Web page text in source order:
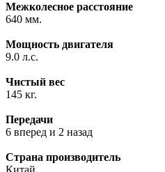
Межколесное расстояние
640 мм.
Мощность двигателя
9.0 л.с.
Чистый вес
145 кг.
Передачи
6 вперед и 2 назад
Страна производитель